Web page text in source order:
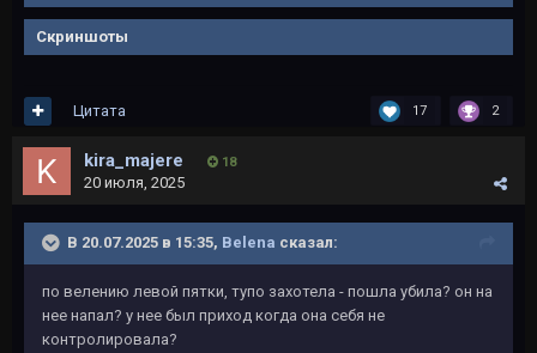
Скриншоты
17 2
Цитата
kira_majere 18
20 июля, 2025
В 20.07.2025 в 15:35, Belena сказал:
по велению левой пятки, тупо захотела - пошла убила? он на
нее напал? у нее был приход когда она себя не
контролировала?